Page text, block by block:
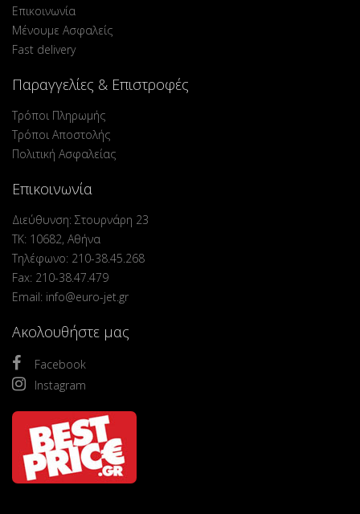
Επικοινωνία
Μένουμε Ασφαλείς
Fast delivery
Παραγγελίες & Επιστροφές
Τρόποι Πληρωμής
Τρόποι Αποστολής
Πολιτική Ασφαλείας
Επικοινωνία
Διεύθυνση: Στουρνάρη 23
ΤΚ: 10682, Αθήνα
Τηλέφωνο: 210-38.45.268
Fax: 210-38.47.479
Email: info@euro-jet.gr
Ακολουθήστε μας
Facebook
Instagram